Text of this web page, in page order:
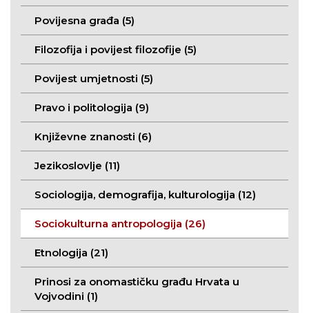
Povijesna građa (5)
Filozofija i povijest filozofije (5)
Povijest umjetnosti (5)
Pravo i politologija (9)
Književne znanosti (6)
Jezikoslovlje (11)
Sociologija, demografija, kulturologija (12)
Sociokulturna antropologija (26)
Etnologija (21)
Prinosi za onomastičku građu Hrvata u
Vojvodini (1)